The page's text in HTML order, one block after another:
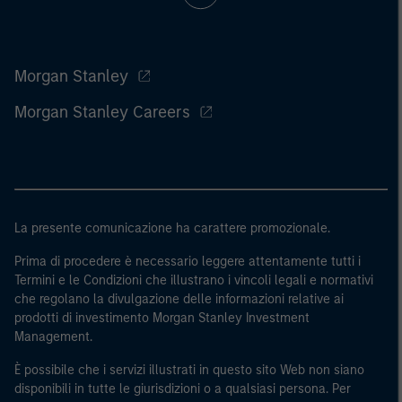
Morgan Stanley
Morgan Stanley Careers
La presente comunicazione ha carattere promozionale.
Prima di procedere è necessario leggere attentamente tutti i
Termini e le Condizioni che illustrano i vincoli legali e normativi
che regolano la divulgazione delle informazioni relative ai
prodotti di investimento Morgan Stanley Investment
Management.
È possibile che i servizi illustrati in questo sito Web non siano
disponibili in tutte le giurisdizioni o a qualsiasi persona. Per